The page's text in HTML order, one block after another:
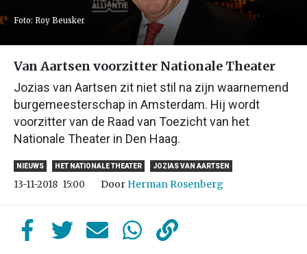
Foto: Roy Beusker
Van Aartsen voorzitter Nationale Theater
Jozias van Aartsen zit niet stil na zijn waarnemend
burgemeesterschap in Amsterdam. Hij wordt
voorzitter van de Raad van Toezicht van het
Nationale Theater in Den Haag.
NIEUWS HET NATIONALE THEATER JOZIAS VAN AARTSEN
13-11-2018 15:00 Door Herman Rosenberg